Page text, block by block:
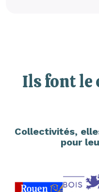
Ils font le
Collectivités,
pour